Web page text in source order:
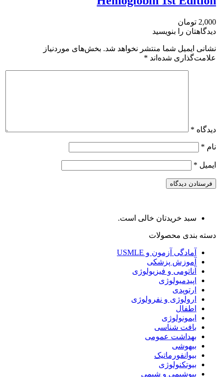
2,000 تومان
دیدگاهتان را بنویسید
نشانی ایمیل شما منتشر نخواهد شد. بخش‌های موردنیاز
علامت‌گذاری شده‌اند *
دیدگاه *
نام *
ایمیل *
سبد خریدتان خالی است.
دسته بندی محصولات
آمادگی آزمون و USMLE
آموزش پزشکی
آناتومی و فیزیولوژی
اپیدمیولوژی
ارتوپدی
ارولوژی و نفرولوژی
اطفال
ایمونولوژی
بافت شناسی
بهداشت عمومی
بیهوشی
بیوانفورماتیک
بیوتکنولوژی
بیوشیمی و شیمی